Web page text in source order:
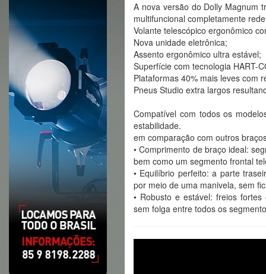
A nova versão do Dolly Magnum
multifuncional completamente
Volante telescópico ergonômico
Nova unidade eletrônica;
Assento ergonômico ultra estável;
Superfície com tecnologia HART-
Plataformas 40% mais leves com
Pneus Studio extra largos
Compatível com todos os
estabilidade.
em comparação com outros
• Comprimento de braço ideal:
bem como um segmento frontal
• Equilíbrio perfeito: a parte
por meio de uma manivela, sem
• Robusto e estável: freios
sem folga entre todos os